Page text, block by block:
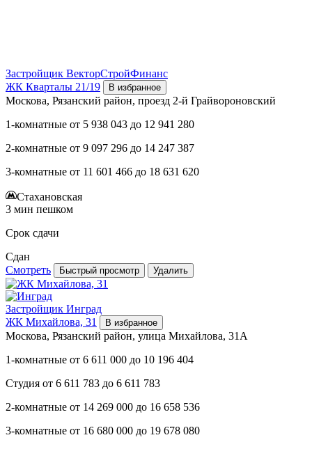
Застройщик ВекторСтройФинанс
ЖК Кварталы 21/19
В избранное
Москова, Рязанский район, проезд 2-й Грайвороновский
1-комнатные от 5 938 043 до 12 941 280
2-комнатные от 9 097 296 до 14 247 387
3-комнатные от 11 601 466 до 18 631 620
Стахановская
3 мин пешком
Срок сдачи
Сдан
Смотреть
Быстрый просмотр Удалить
Застройщик Инград
ЖК Михайлова, 31
В избранное
Москова, Рязанский район, улица Михайлова, 31А
1-комнатные от 6 611 000 до 10 196 404
Студия от 6 611 783 до 6 611 783
2-комнатные от 14 269 000 до 16 658 536
3-комнатные от 16 680 000 до 19 678 080